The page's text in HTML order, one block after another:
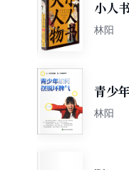
小人
家群英
林阳
青少
林阳